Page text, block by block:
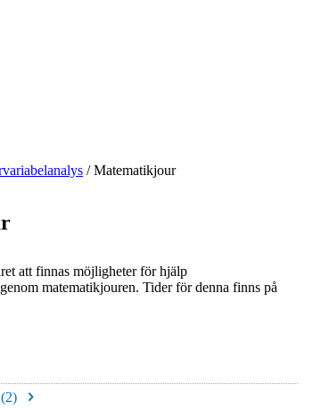
/Matematikjour
att finnas möjligheter för hjälp
matematikjouren. Tider för denna finns på
2)